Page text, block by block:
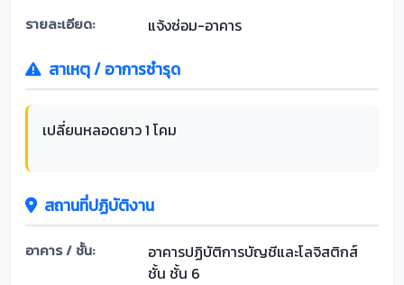
รายละเอียด: แจ้งซ่อม-อาคาร
สาเหตุ / อาการชำรุด
เปลี่ยนหลอดยาว 1 โคม
สถานที่ปฏิบัติงาน
อาคาร / ชั้น:
อาคารปฏิบัติการบัญชีและโลจิสติกส์
ชั้น ชั้น 6